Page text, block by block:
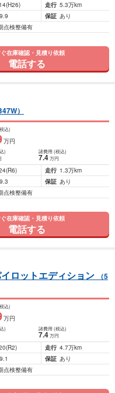
(H26) 走行 5.3万km
保証 あり
点検整備有
在庫確認・見積り依頼
電話する
）
込)
万円
) 諸費用 (税込)
7.4 万円
(R6) 走行 1.3万km
保証 あり
点検整備有
在庫確認・見積り依頼
電話する
ロットエディション
（5
込)
万円
) 諸費用 (税込)
7.4 万円
(R2) 走行 4.7万km
保証 あり
点検整備有